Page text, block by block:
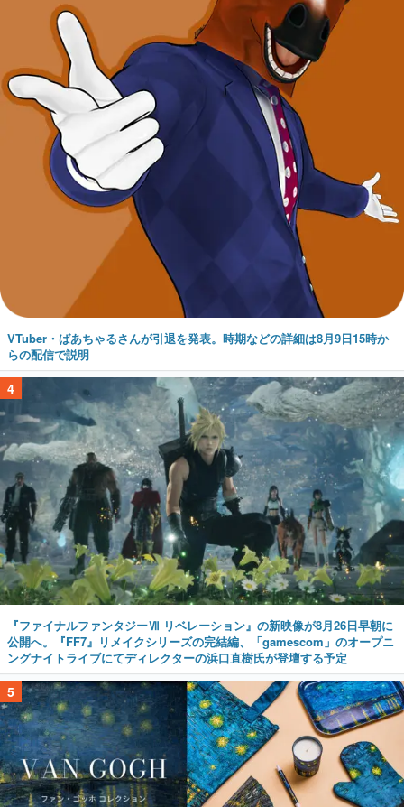
VTuber・ばあちゃるさんが引退を発表。時期などの詳細は8月9日15時か
らの配信で説明
4
『ファイナルファンタジーⅦ リベレーション』の新映像が8月26日早朝に
公開へ。『FF7』リメイクシリーズの完結編、「gamescom」のオープニ
ングナイトライブにてディレクターの浜口直樹氏が登壇する予定
5